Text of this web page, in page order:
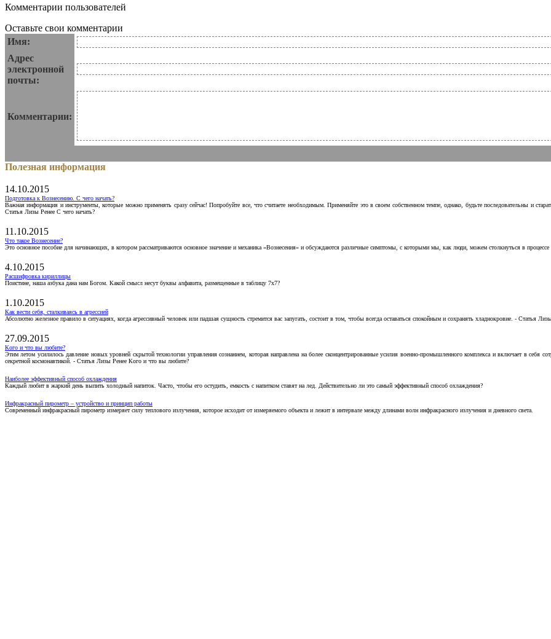
Комментарии пользователей
Оставьте свои комментарии
Имя:
Адрес
электронной
почты:
Комментарии:
Полезная информация
14.10.2015
Подготовка к Вознесению. С чего начать?
Важная информация и инструменты, которые можно применять сразу сейчас! Попробуйте все, что считаете необходимым. Применяйте это в своем собственном темпе, однако, будьте последовательны и
Статья Лизы Ренее С чего начать?
11.10.2015
Что такое Вознесение?
Это основное пособие для начинающих, в котором рассматриваются основное значение и механика «Вознесения» и обсуждаются различные симптомы, с которыми мы, как люди, можем столкнуться в
4.10.2015
Расшифровка кириллицы
Поистине, наша азбука дана нам Богом. Какой смысл несут буквы алфавита, размещенные в таблицу 7х7?
1.10.2015
Как вести себя, сталкиваясь в агрессией
Абсолютно железное правило в ситуациях, когда агрессивный человек или падшая сущность стремится вас запугать, состоит в том, чтобы всегда оставаться спокойным и сохранять хладнокровие. - Статья
27.09.2015
Кого и что вы любите?
Этим летом усилилось давление новых уровней скрытой технологии управления сознанием, которая направлена на более сконцентрированные усилия военно-промышленного комплекса и включает в себя
секретной космонавтикой. - Статья Лизы Ренее Кого и что вы любите?
Наиболее эффективный способ охлаждения
Каждый любит в жаркий день выпить холодный напиток. Часто, чтобы его остудить, емкость с напитком ставят на лед. Действительно ли это самый эффективный способ охлаждения?
Инфракрасный пирометр – устройство и принцип работы
Современный инфракрасный пирометр измеряет силу теплового излучения, которое исходит от измеряемого объекта и лежит в интервале между длинами волн инфракрасного излучения и дневного света.